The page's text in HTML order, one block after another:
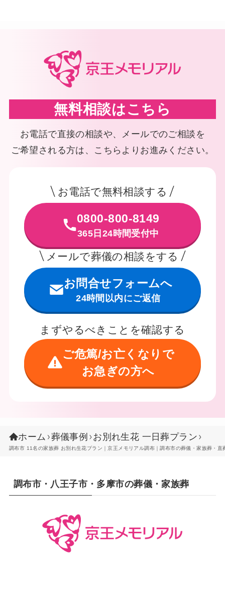
無料相談はこちら
お電話で直接の相談や、メールでのご相談を
ご希望される方は、こちらよりお進みください。
お電話で無料相談する
0800-800-8149
365日24時間受付中
メールで葬儀の相談をする
お問合せフォームへ
24時間以内にご返信
まずやるべきことを確認する
ご危篤/お亡くなりで
お急ぎの方へ
ホーム 葬儀事例 お別れ生花 一日葬プラン
調布市 11名の家族葬 お別れ生花プラン｜京王メモリアル調布｜調布市の葬儀・家族葬・直
調布市・八王子市・多摩市の葬儀・家族葬